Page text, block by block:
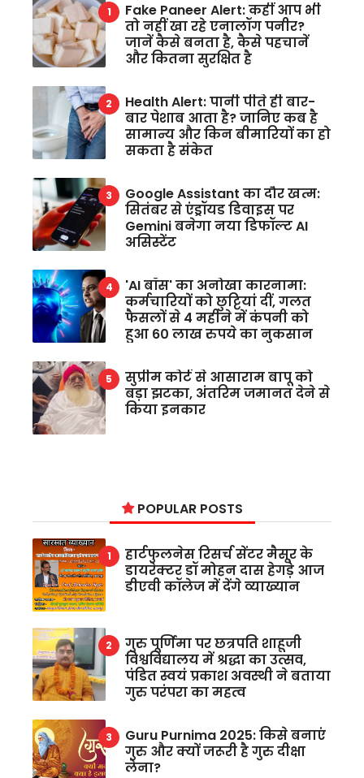
Fake Paneer Alert: कहीं आप भी
तो नहीं खा रहे एनालॉग पनीर?
जानें कैसे बनता है, कैसे पहचानें
और कितना सुरक्षित है
Health Alert: पानी पीते ही बार-
बार पेशाब आता है? जानिए कब है
सामान्य और किन बीमारियों का हो
सकता है संकेत
Google Assistant का दौर खत्म:
सितंबर से एंड्रॉयड डिवाइस पर
Gemini बनेगा नया डिफॉल्ट AI
असिस्टेंट
'AI बॉस' का अनोखा कारनामा:
कर्मचारियों को छुट्टियां दीं, गलत
फैसलों से 4 महीने में कंपनी को
हुआ 60 लाख रुपये का नुकसान
सुप्रीम कोर्ट से आसाराम बापू को
बड़ा झटका, अंतरिम जमानत देने से
किया इनकार
POPULAR POSTS
हार्टफुलनेस रिसर्च सेंटर मैसूर के
डायरेक्टर डॉ मोहन दास हेगड़े आज
डीएवी कॉलेज में देंगे व्याख्यान
गुरु पूर्णिमा पर छत्रपति शाहूजी
विश्वविद्यालय में श्रद्धा का उत्सव,
पंडित स्वयं प्रकाश अवस्थी ने बताया
गुरु परंपरा का महत्व
Guru Purnima 2025: किसे बनाएं
गुरु और क्यों जरूरी है गुरु दीक्षा
लेना?